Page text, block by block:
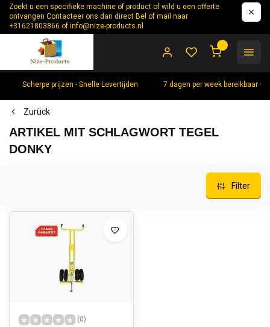
Zoekt u een specifieke machine of product of wild u een offerte
ontvangen Contacteer ons dan direct Bel of mail naar
+31621803866 ofinfo@nize-products.nl
Scherpe prijzen - Snelle Levertijden 7 dagen per week bereikbaar
Zurück
ARTIKEL MIT SCHLAGWORT TEGEL
DONKY
Filter
(0)